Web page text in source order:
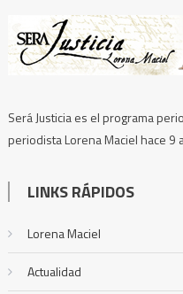
Será Justicia es el programa
periodista Lorena Maciel hace 9
LINKS RÁPIDOS
Lorena Maciel
Actualidad